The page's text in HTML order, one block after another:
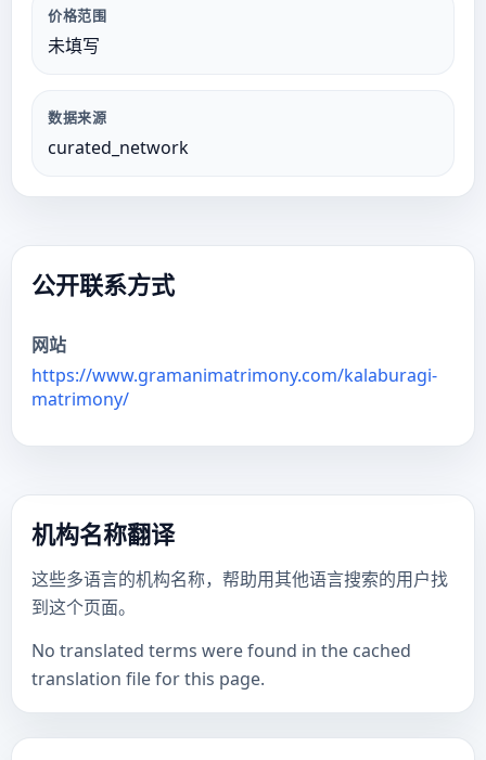
价格范围
未填写
数据来源
curated_network
公开联系方式
网站
https://www.gramanimatrimony.com/kalaburagi-
matrimony/
机构名称翻译
这些多语言的机构名称，帮助用其他语言搜索的用户找
到这个页面。
No translated terms were found in the cached
translation file for this page.